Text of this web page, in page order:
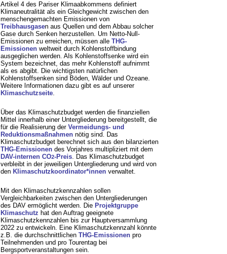
Artikel 4 des Pariser Klimaabkommens definiert
Klimaneutralität als ein Gleichgewicht zwischen den
menschengemachten Emissionen von
Treibhausgasen aus Quellen und dem Abbau solcher
Gase durch Senken herzustellen. Um Netto-Null-
Emissionen zu erreichen, müssen alle THG-
Emissionenweltweit durch Kohlenstoffbindung
ausgeglichen werden. Als Kohlenstoffsenke wird ein
System bezeichnet, das mehr Kohlenstoff aufnimmt
als es abgibt. Die wichtigsten natürlichen
Kohlenstoffsenken sind Böden, Wälder und Ozeane.
Weitere Informationen dazu gibt es auf unserer
Klimaschutzseite.
Über das Klimaschutzbudget werden die finanziellen
Mittel innerhalb einer Untergliederung bereitgestellt, die
für die Realisierung der Vermeidungs- und
Reduktionsmaßnahmennötig sind. Das
Klimaschutzbudget berechnet sich aus den bilanzierten
THG-Emissionendes Vorjahres multipliziert mit dem
DAV-internen CO2-Preis. Das Klimaschutzbudget
verbleibt in der jeweiligen Untergliederung und wird von
den Klimaschutzkoordinator*innenverwaltet.
Mit den Klimaschutzkennzahlen sollen
Vergleichbarkeiten zwischen den Untergliederungen
des DAV ermöglicht werden. Die Projektgruppe
Klimaschutz hat den Auftrag geeignete
Klimaschutzkennzahlen bis zur Hauptversammlung
2022 zu entwickeln. Eine Klimaschutzkennzahl könnte
z.B. die durchschnittlichen THG-Emissionenpro
Teilnehmenden und pro Tourentag bei
Bergsportveranstaltungen sein.